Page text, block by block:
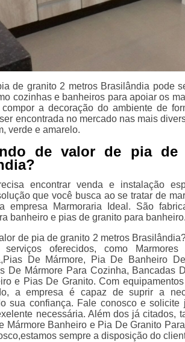
de granito 2 metros Brasilândia pode
cozinhas e banheiros para apoiar os
a decoração do ambiente de
encontrada no mercado nas mais
verde e amarelo.
de valor de pia
encontrar venda e instalação
que você busca ao se tratar de
empresa Marmoraria Ideal. São
banheiro e pias de granito para banheiro.
de pia de granito 2 metros
serviços oferecidos, como
De Mármore, Pia De Banheiro
De Mármore Para Cozinha, Bancadas
e Pias De Granito. Com
a empresa é capaz de suprir a
sua confiança. Fale conosco e
necessária. Além dos já citados,
Mármore Banheiro e Pia De Granito
sempre a disposição do